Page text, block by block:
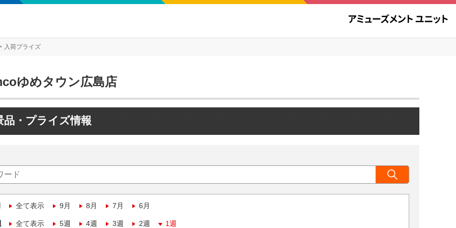
入荷プライズ
ゆめタウン広島店
品・プライズ情報
全て表示 9月 8月 7月 6月
全て表示 5週 4週 3週 2週 1週